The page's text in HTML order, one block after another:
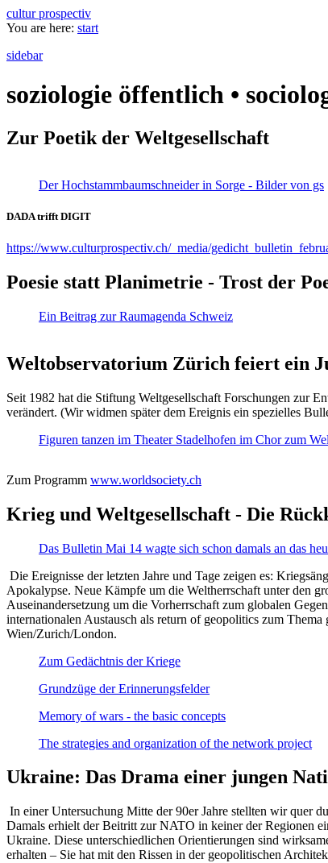
cultur prospectiv
You are here: start
sidebar
soziologie öffentlich •
Zur Poetik der Weltgesellschaft
Der Hochstammbaumschneider in Sorge - Bilder von gs
DADA trifft DIGIT
https://www.culturprospectiv.ch/_media/
Poesie statt Planimetrie - Trost der
Ein Beitrag zur Raumagenda Schweiz
Weltobservatorium Zürich feiert ein
Seit 1982 hat die Stiftung Weltgesellschaft Forschungen zur
verändert. (Wir widmen später dem Ereignis ein spezielles
Figuren tanzen im Theater Stadelhofen im Chor zum
Zum Programm www.worldsociety.ch
Krieg und Weltgesellschaft - Die
Das Bulletin Mai 14 wagte sich schon damals an das
Die Ereignisse der letzten Jahre und Tage zeigen es:
Apokalypse. Neue Kämpfe um die Weltherrschaft unter den
Auseinandersetzung um die Vorherrschaft zum globalen
internationalen Austausch als return of geopolitics zum
Wien/Zurich/London.
Zum Gedächtnis der Kriege
Grundzüge der Erinnerungsfelder
Memory of wars - the basic concepts
The strategies and organization of the network project
Ukraine: Das Drama einer jungen
In einer Untersuchung Mitte der 90er Jahre stellten wir quer
Damals erhielt der Beitritt zur NATO in keiner der Regionen
Ukraine. Diese unterschiedlichen Orientierungen sind
erhalten – Sie hat mit den Rissen in der geopolitischen